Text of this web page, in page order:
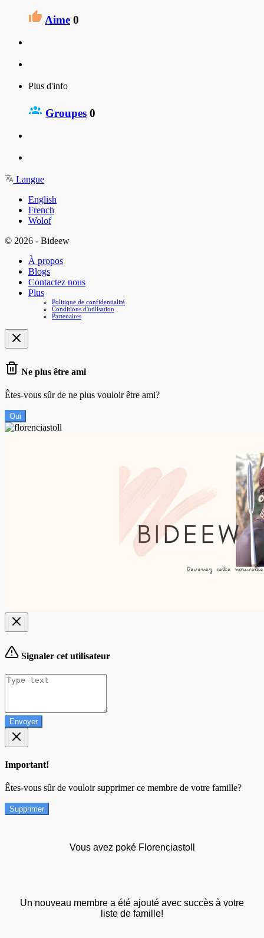
Aime 0
Plus d'info
Groupes 0
Langue
English
French
Wolof
© 2026 - Bideew
À propos
Blogs
Contactez nous
Plus
Politique de confidentialité
Conditions d'utilisation
Partenaires
Ne plus être ami
Êtes-vous sûr de ne plus vouloir être ami?
Oui
Signaler cet utilisateur
Envoyer
Important!
Êtes-vous sûr de vouloir supprimer ce membre de votre famille?
Supprimer
Vous avez poké Florenciastoll
Un nouveau membre a été ajouté avec succès à votre
liste de famille!